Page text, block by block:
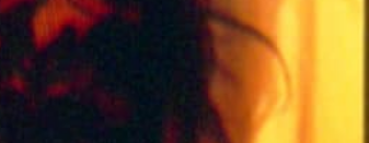
une projection en France